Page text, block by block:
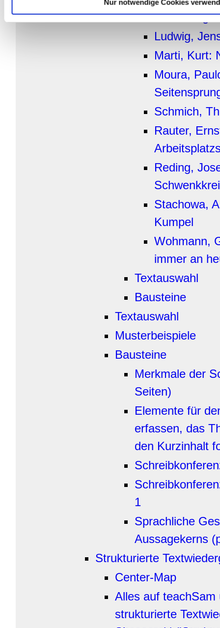
Nur notwendige Cookies
Ludwig,
Marti, Kurt:
Moura,
Schmich,
Rauter,
Reding,
Stachowa,
Kumpel
Wohmann,
immer an
Textauswahl
Bausteine
Textauswahl
Musterbeispiele
Bausteine
Merkmale der
Seiten)
Elemente für
erfassen, das
den Kurzinhalt
1
Sprachliche
Aussagekerns
Strukturierte
Center-Map
Alles auf teachSam
strukturierte